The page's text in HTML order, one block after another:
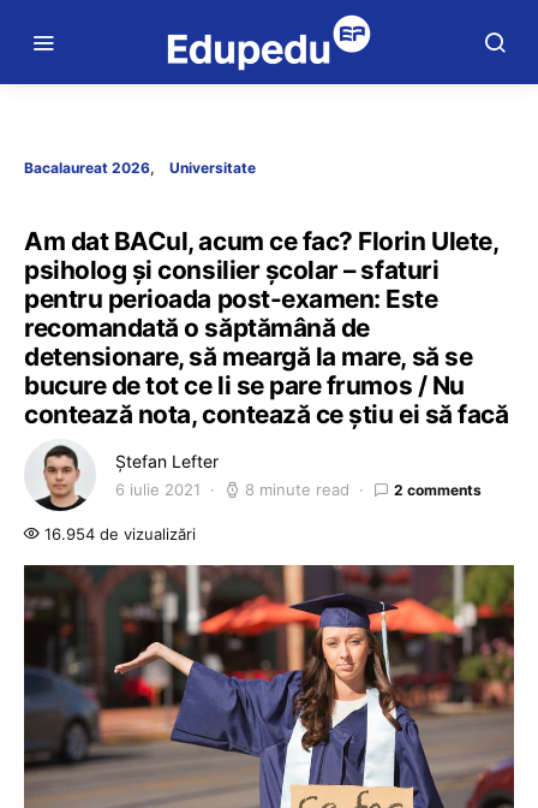
Bacalaureat 2026 Universitate
Am dat BACul, acum ce fac? Florin Ulete,
psiholog și consilier școlar – sfaturi
pentru perioada post-examen: Este
recomandată o săptămână de
detensionare, să meargă la mare, să se
bucure de tot ce li se pare frumos / Nu
contează nota, contează ce știu ei să facă
Ștefan Lefter
6 iulie 2021 8 minute read 2 comments
16.954 de vizualizări